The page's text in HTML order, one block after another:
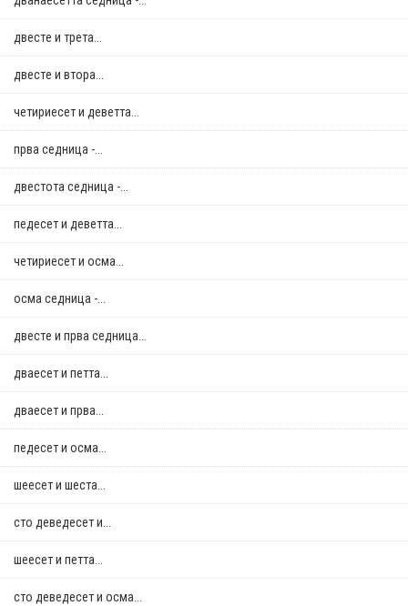
двестe и трета...
двестe и втора...
четириесет и деветта...
прва седница -...
двестота седница -...
педесет и деветта...
четириесет и осма...
осма седница -...
двестe и прва седница...
дваесет и петта...
дваесет и прва...
педесет и осма...
шеесет и шеста...
сто деведесет и...
шеесет и петта...
сто деведесет и осма...